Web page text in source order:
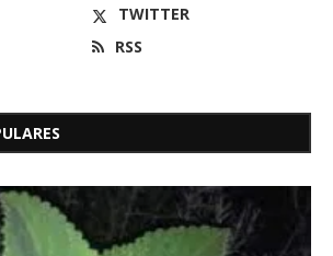
TWITTER
RSS